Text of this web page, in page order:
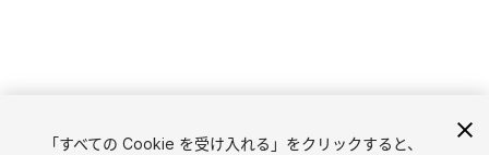
「すべての Cookie を受け入れる」をクリックすると、